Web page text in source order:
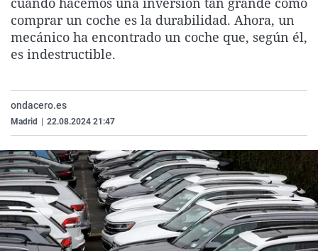
La rosa de los vientos
Gente viajera
Caso
Retornados
Extremadura
Galicia
Virales
Televisión
comprar un coche es la durabilidad. Ahora, un
mecánico ha encontrado un coche que, según él,
es indestructible.
ondacero.es
Madrid 22.08.2024 21:47